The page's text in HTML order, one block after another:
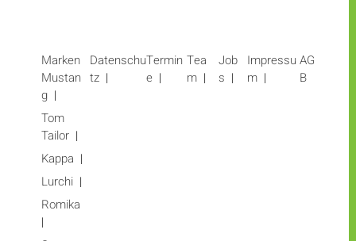
Marken
Mustan
g
Tom
Tailor
Kappa
Lurchi
Romika
Datenschu
tz
Termin
e
Tea
m
Job
s
Impressu
m
AG
B